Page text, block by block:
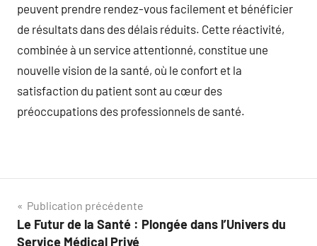
peuvent prendre rendez-vous facilement et bénéficier
de résultats dans des délais réduits. Cette réactivité,
combinée à un service attentionné, constitue une
nouvelle vision de la santé, où le confort et la
satisfaction du patient sont au cœur des
préoccupations des professionnels de santé.
Navigation
de
Publication précédente
Le Futur de la Santé : Plongée dans l’Univers du
Service Médical Privé